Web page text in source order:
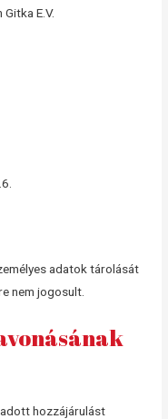
E.V.
adatok tárolását
nem jogosult.
hozzájárulást